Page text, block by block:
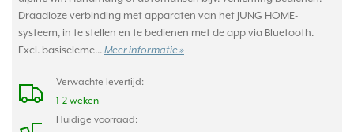
Draadloze verbinding met apparaten van het JUNG HOME-
systeem, in te stellen en te bedienen met de app via Bluetooth.
Excl. basiseleme... Meer informatie »
Verwachte levertijd:
1-2 weken
Huidige voorraad: